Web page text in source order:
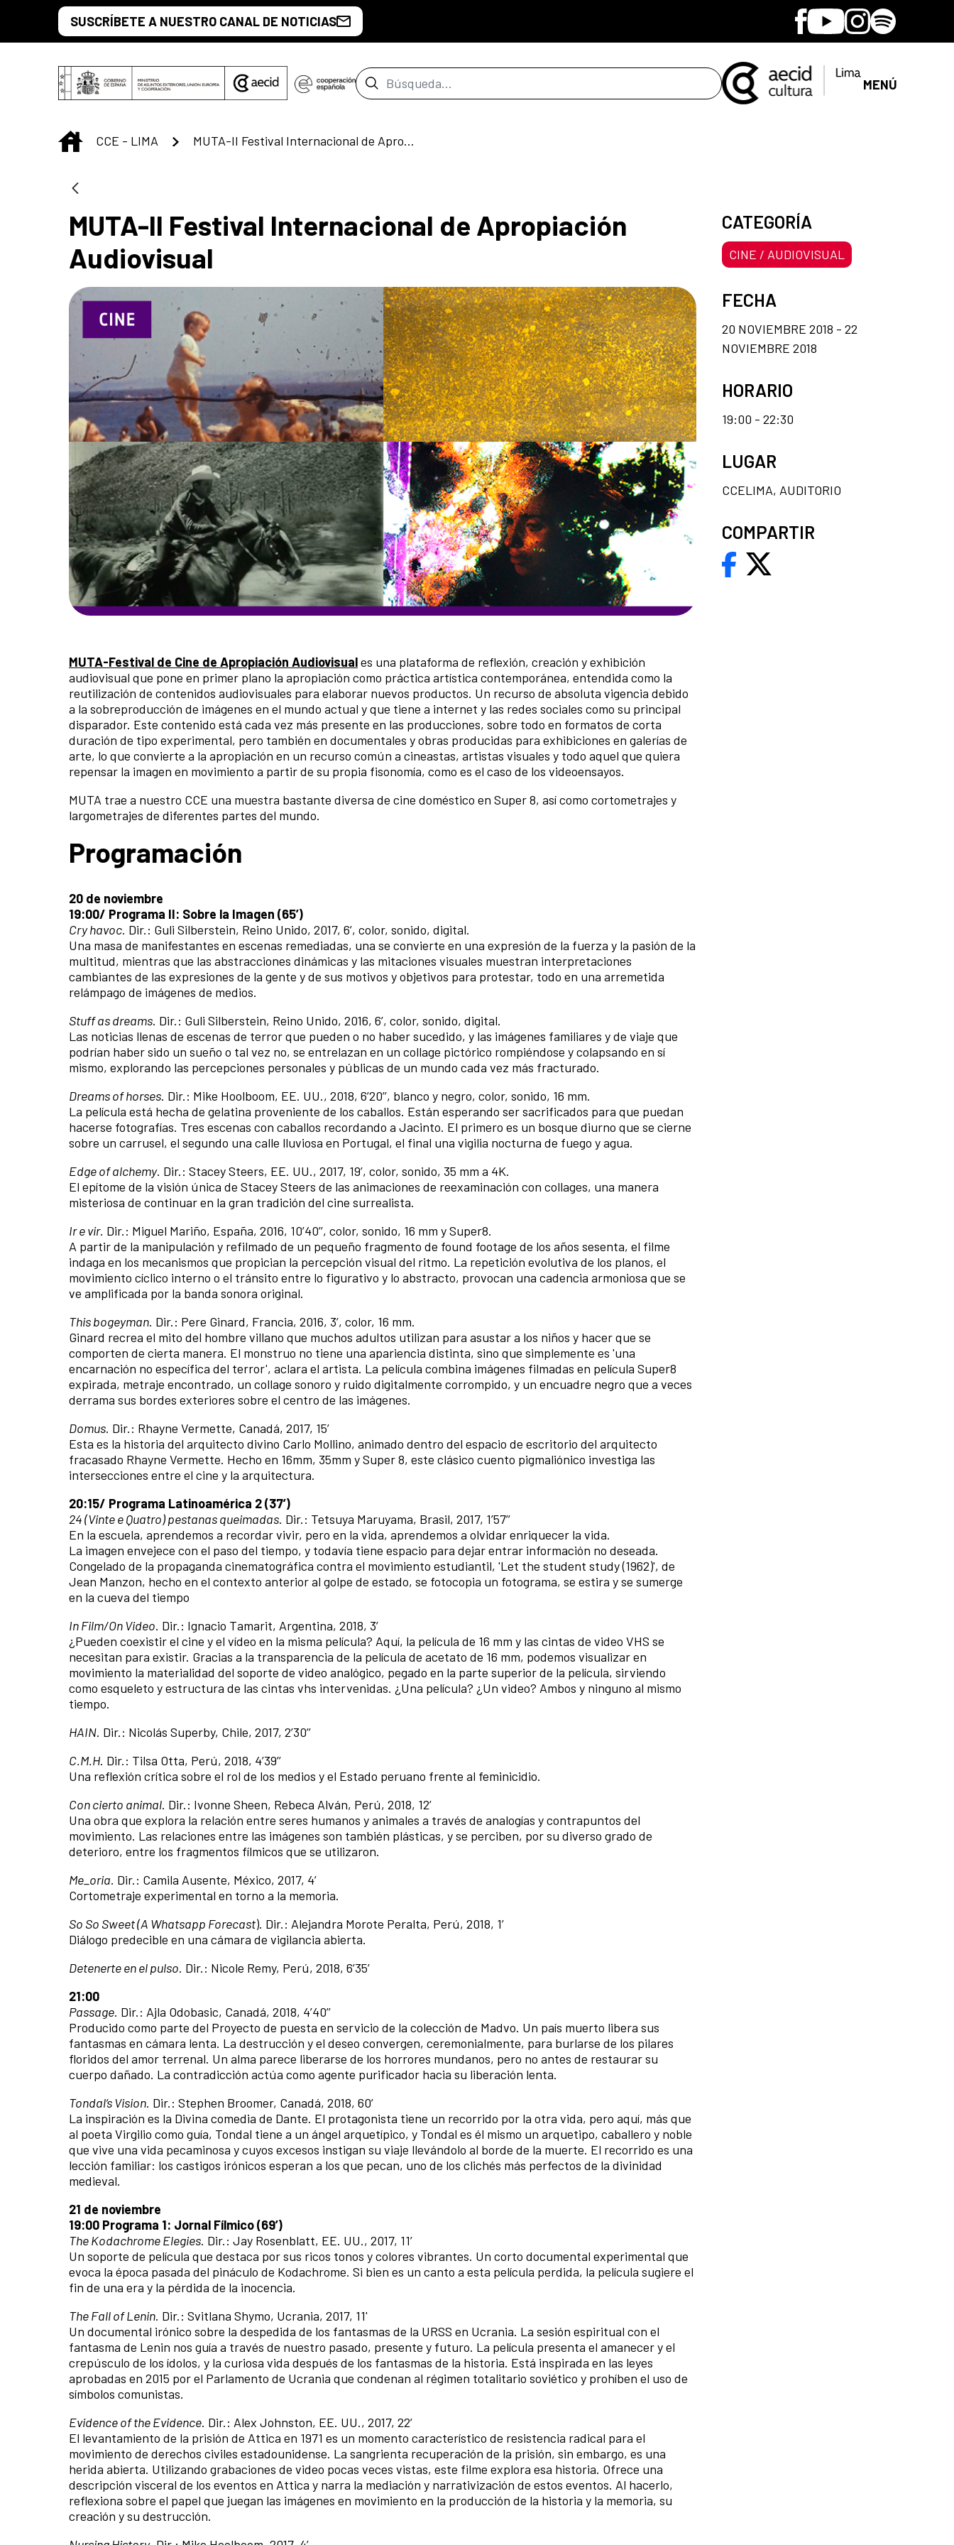
Saltar al contenido principal
SUSCRÍBETE A NUESTRO CANAL DE NOTICIAS Facebook
YoutubeInstagram
Spotify
Barra de búsqueda MENÚ
INICIO
CCE - LIMA MUTA-II Festival Internacional de Apropiación Audiovisual
MUTA-II Festival Internacional de Apropiación
Audiovisual
MUTA-Festival de Cine de Apropiación Audiovisuales una plataforma de reflexión, creación y exhibición
audiovisual que pone en primer plano la apropiación como práctica artística contemporánea, entendida como la
reutilización de contenidos audiovisuales para elaborar nuevos productos. Un recurso de absoluta vigencia debido
a la sobreproducción de imágenes en el mundo actual y que tiene a internet y las redes sociales como su principal
disparador. Este contenido está cada vez más presente en las producciones, sobre todo en formatos de corta
duración de tipo experimental, pero también en documentales y obras producidas para exhibiciones en galerías de
arte, lo que convierte a la apropiación en un recurso común a cineastas, artistas visuales y todo aquel que quiera
repensar la imagen en movimiento a partir de su propia fisonomía, como es el caso de los videoensayos.
MUTA trae a nuestro CCE una muestra bastante diversa de cine doméstico en Super 8, así como cortometrajes y
largometrajes de diferentes partes del mundo.
Programación
20 de noviembre
19:00/ Programa II: Sobre la Imagen (65’)
Cry havoc. Dir.: Guli Silberstein, Reino Unido, 2017, 6’, color, sonido, digital.
Una masa de manifestantes en escenas remediadas, una se convierte en una expresión de la fuerza y la pasión de la
multitud, mientras que las abstracciones dinámicas y las mitaciones visuales muestran interpretaciones
cambiantes de las expresiones de la gente y de sus motivos y objetivos para protestar, todo en una arremetida
relámpago de imágenes de medios.
Stuff as dreams. Dir.: Guli Silberstein, Reino Unido, 2016, 6’, color, sonido, digital.
Las noticias llenas de escenas de terror que pueden o no haber sucedido, y las imágenes familiares y de viaje que
podrían haber sido un sueño o tal vez no, se entrelazan en un collage pictórico rompiéndose y colapsando en sí
mismo, explorando las percepciones personales y públicas de un mundo cada vez más fracturado.
Dreams of horses. Dir.: Mike Hoolboom, EE. UU., 2018, 6’20’’, blanco y negro, color, sonido, 16 mm.
La película está hecha de gelatina proveniente de los caballos. Están esperando ser sacrificados para que puedan
hacerse fotografías. Tres escenas con caballos recordando a Jacinto. El primero es un bosque diurno que se cierne
sobre un carrusel, el segundo una calle lluviosa en Portugal, el final una vigilia nocturna de fuego y agua.
Edge of alchemy. Dir.: Stacey Steers, EE. UU., 2017, 19’, color, sonido, 35 mm a 4K.
El epítome de la visión única de Stacey Steers de las animaciones de reexaminación con collages, una manera
misteriosa de continuar en la gran tradición del cine surrealista.
Ir e vir. Dir.: Miguel Mariño, España, 2016, 10’40’’, color, sonido, 16 mm y Super8.
A partir de la manipulación y refilmado de un pequeño fragmento de found footage de los años sesenta, el filme
indaga en los mecanismos que propician la percepción visual del ritmo. La repetición evolutiva de los planos, el
movimiento cíclico interno o el tránsito entre lo figurativo y lo abstracto, provocan una cadencia armoniosa que se
ve amplificada por la banda sonora original.
This bogeyman. Dir.: Pere Ginard, Francia, 2016, 3’, color, 16 mm.
Ginard recrea el mito del hombre villano que muchos adultos utilizan para asustar a los niños y hacer que se
comporten de cierta manera. El monstruo no tiene una apariencia distinta, sino que simplemente es 'una
encarnación no específica del terror', aclara el artista. La película combina imágenes filmadas en película Super8
expirada, metraje encontrado, un collage sonoro y ruido digitalmente corrompido, y un encuadre negro que a veces
derrama sus bordes exteriores sobre el centro de las imágenes.
Domus. Dir.: Rhayne Vermette, Canadá, 2017, 15’
Esta es la historia del arquitecto divino Carlo Mollino, animado dentro del espacio de escritorio del arquitecto
fracasado Rhayne Vermette. Hecho en 16mm, 35mm y Super 8, este clásico cuento pigmaliónico investiga las
intersecciones entre el cine y la arquitectura.
20:15/ Programa Latinoamérica 2 (37’)
24 (Vinte e Quatro) pestanas queimadas. Dir.: Tetsuya Maruyama, Brasil, 2017, 1’57’’
En la escuela, aprendemos a recordar vivir, pero en la vida, aprendemos a olvidar enriquecer la vida.
La imagen envejece con el paso del tiempo, y todavía tiene espacio para dejar entrar información no deseada.
Congelado de la propaganda cinematográfica contra el movimiento estudiantil, 'Let the student study (1962)', de
Jean Manzon, hecho en el contexto anterior al golpe de estado, se fotocopia un fotograma, se estira y se sumerge
en la cueva del tiempo
In Film/On Video. Dir.: Ignacio Tamarit, Argentina, 2018, 3’
¿Pueden coexistir el cine y el vídeo en la misma película? Aquí, la película de 16 mm y las cintas de video VHS se
necesitan para existir. Gracias a la transparencia de la película de acetato de 16 mm, podemos visualizar en
movimiento la materialidad del soporte de video analógico, pegado en la parte superior de la película, sirviendo
como esqueleto y estructura de las cintas vhs intervenidas. ¿Una película? ¿Un video? Ambos y ninguno al mismo
tiempo.
HAIN. Dir.: Nicolás Superby, Chile, 2017, 2’30’’
C.M.H. Dir.: Tilsa Otta, Perú, 2018, 4’39’’
Una reflexión crítica sobre el rol de los medios y el Estado peruano frente al feminicidio.
Con cierto animal. Dir.: Ivonne Sheen, Rebeca Alván, Perú, 2018, 12’
Una obra que explora la relación entre seres humanos y animales a través de analogías y contrapuntos del
movimiento. Las relaciones entre las imágenes son también plásticas, y se perciben, por su diverso grado de
deterioro, entre los fragmentos fílmicos que se utilizaron.
Me_oria. Dir.: Camila Ausente, México, 2017, 4’
Cortometraje experimental en torno a la memoria.
So So Sweet (A Whatsapp Forecast). Dir.: Alejandra Morote Peralta, Perú, 2018, 1’
Diálogo predecible en una cámara de vigilancia abierta.
Detenerte en el pulso. Dir.: Nicole Remy, Perú, 2018, 6’35’
21:00
Passage. Dir.: Ajla Odobasic, Canadá, 2018, 4’40’’
Producido como parte del Proyecto de puesta en servicio de la colección de Madvo. Un país muerto libera sus
fantasmas en cámara lenta. La destrucción y el deseo convergen, ceremonialmente, para burlarse de los pilares
floridos del amor terrenal. Un alma parece liberarse de los horrores mundanos, pero no antes de restaurar su
cuerpo dañado. La contradicción actúa como agente purificador hacia su liberación lenta.
Tondal’s Vision. Dir.: Stephen Broomer, Canadá, 2018, 60’
La inspiración es la Divina comedia de Dante. El protagonista tiene un recorrido por la otra vida, pero aquí, más que
al poeta Virgilio como guía, Tondal tiene a un ángel arquetípico, y Tondal es él mismo un arquetipo, caballero y noble
que vive una vida pecaminosa y cuyos excesos instigan su viaje llevándolo al borde de la muerte. El recorrido es una
lección familiar: los castigos irónicos esperan a los que pecan, uno de los clichés más perfectos de la divinidad
medieval.
21 de noviembre
19:00 Programa 1: Jornal Fílmico (69’)
The Kodachrome Elegies. Dir.: Jay Rosenblatt, EE. UU., 2017, 11’
Un soporte de película que destaca por sus ricos tonos y colores vibrantes. Un corto documental experimental que
evoca la época pasada del pináculo de Kodachrome. Si bien es un canto a esta película perdida, la película sugiere el
fin de una era y la pérdida de la inocencia.
The Fall of Lenin. Dir.: Svitlana Shymo, Ucrania, 2017, 11'
Un documental irónico sobre la despedida de los fantasmas de la URSS en Ucrania. La sesión espiritual con el
fantasma de Lenin nos guía a través de nuestro pasado, presente y futuro. La película presenta el amanecer y el
crepúsculo de los ídolos, y la curiosa vida después de los fantasmas de la historia. Está inspirada en las leyes
aprobadas en 2015 por el Parlamento de Ucrania que condenan al régimen totalitario soviético y prohíben el uso de
símbolos comunistas.
Evidence of the Evidence. Dir.: Alex Johnston, EE. UU., 2017, 22’
El levantamiento de la prisión de Attica en 1971 es un momento característico de resistencia radical para el
movimiento de derechos civiles estadounidense. La sangrienta recuperación de la prisión, sin embargo, es una
herida abierta. Utilizando grabaciones de video pocas veces vistas, este filme explora esa historia. Ofrece una
descripción visceral de los eventos en Attica y narra la mediación y narrativización de estos eventos. Al hacerlo,
reflexiona sobre el papel que juegan las imágenes en movimiento en la producción de la historia y la memoria, su
creación y su destrucción.
CATEGORÍA
CINE / AUDIOVISUAL
FECHA
20 NOVIEMBRE 2018 - 22
NOVIEMBRE 2018
HORARIO
19:00 - 22:30
LUGAR
CCELIMA, AUDITORIO
COMPARTIR